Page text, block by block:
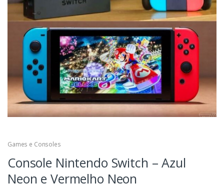
Games e Consoles
Console Nintendo Switch – Azul
Neon e Vermelho Neon